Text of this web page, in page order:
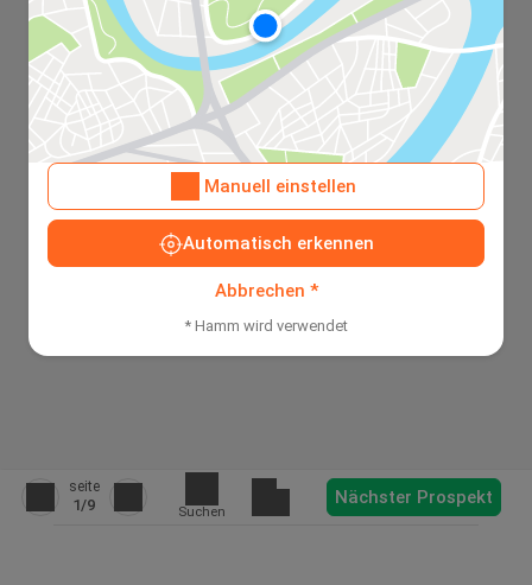
Manuell einstellen
Automatisch erkennen
Abbrechen *
* Hamm wird verwendet
seite
1/9 Suchen
Nächster Prospekt